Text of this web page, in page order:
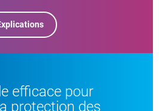
efficace pour
protection des